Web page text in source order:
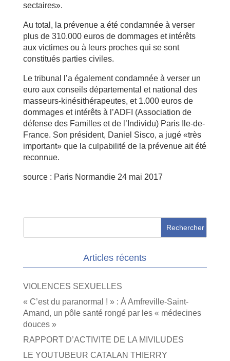
sectaires».
Au total, la prévenue a été condamnée à verser
plus de 310.000 euros de dommages et intérêts
aux victimes ou à leurs proches qui se sont
constitués parties civiles.
Le tribunal l’a également condamnée à verser un
euro aux conseils départemental et national des
masseurs-kinésithérapeutes, et 1.000 euros de
dommages et intérêts à l’ADFI (Association de
défense des Familles et de l’Individu) Paris Ile-de-
France. Son président, Daniel Sisco, a jugé «très
important» que la culpabilité de la prévenue ait été
reconnue.
source : Paris Normandie 24 mai 2017
Articles récents
VIOLENCES SEXUELLES
« C’est du paranormal ! » : À Amfreville-Saint-
Amand, un pôle santé rongé par les « médecines
douces »
RAPPORT D’ACTIVITE DE LA MIVILUDES
LE YOUTUBEUR CATALAN THIERRY